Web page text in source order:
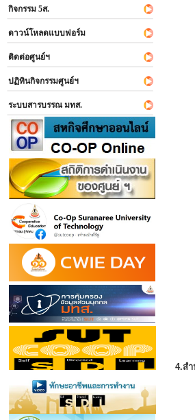
กิจกรรม 5ส.
ดาวน์โหลดแบบฟอร์ม
ติดต่อศูนย์ฯ
ปฏิทินกิจกรรมศูนย์ฯ
ระบบสารบรรณ มทส.
4.ส